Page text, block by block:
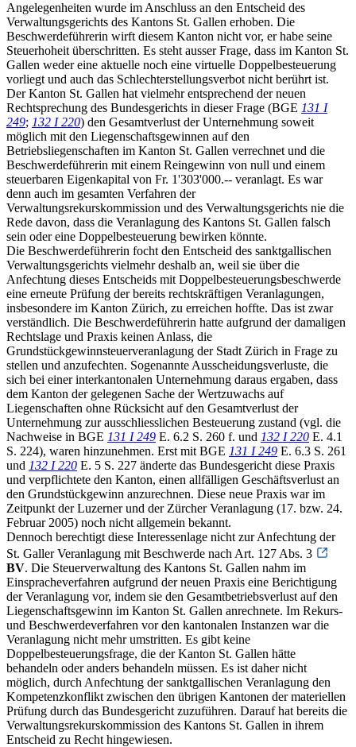
Angelegenheiten wurde im Anschluss an den Entscheid des
Verwaltungsgerichts des Kantons St. Gallen erhoben. Die
Beschwerdeführerin wirft diesem Kanton nicht vor, er habe seine
Steuerhoheit überschritten. Es steht ausser Frage, dass im Kanton St.
Gallen weder eine aktuelle noch eine virtuelle Doppelbesteuerung
vorliegt und auch das Schlechterstellungsverbot nicht berührt ist.
Der Kanton St. Gallen hat vielmehr entsprechend der neuen
Rechtsprechung des Bundesgerichts in dieser Frage (BGE 131 I
249; 132 I 220) den Gesamtverlust der Unternehmung soweit
möglich mit den Liegenschaftsgewinnen auf den
Betriebsliegenschaften im Kanton St. Gallen verrechnet und die
Beschwerdeführerin mit einem Reingewinn von null und einem
steuerbaren Eigenkapital von Fr. 1'303'000.-- veranlagt. Es war
denn auch im gesamten Verfahren der
Verwaltungsrekurskommission und des Verwaltungsgerichts nie die
Rede davon, dass die Veranlagung des Kantons St. Gallen falsch
sein oder eine Doppelbesteuerung bewirken könnte.
Die Beschwerdeführerin focht den Entscheid des sanktgallischen
Verwaltungsgerichts vielmehr deshalb an, weil sie über die
Anfechtung dieses Entscheids mit Doppelbesteuerungsbeschwerde
eine erneute Prüfung der bereits rechtskräftigen Veranlagungen,
insbesondere im Kanton Zürich, zu erreichen hoffte. Das ist zwar
verständlich. Die Beschwerdeführerin hatte aufgrund der damaligen
Rechtslage und Praxis keinen Anlass, die
Grundstückgewinnsteuerveranlagung der Stadt Zürich in Frage zu
stellen und anzufechten. Sogenannte Ausscheidungsverluste, die
sich bei einer interkantonalen Unternehmung daraus ergaben, dass
dem Kanton der gelegenen Sache der Wertzuwachs auf
Liegenschaften ohne Rücksicht auf den Gesamtverlust der
Unternehmung zur ausschliesslichen Besteuerung zustand (vgl. die
Nachweise in BGE 131 I 249 E. 6.2 S. 260 f. und 132 I 220 E. 4.1
S. 224), waren hinzunehmen. Erst mit BGE 131 I 249 E. 6.3 S. 261
und 132 I 220 E. 5 S. 227 änderte das Bundesgericht diese Praxis
und verpflichtete den Kanton, einen allfälligen Geschäftsverlust an
den Grundstückgewinn anzurechnen. Diese neue Praxis war im
Zeitpunkt der Luzerner und der Zürcher Veranlagung (17. bzw. 24.
Februar 2005) noch nicht allgemein bekannt.
Dennoch berechtigt diese Interessenlage nicht zur Anfechtung der
St. Galler Veranlagung mit Beschwerde nach Art. 127 Abs. 3
BV. Die Steuerverwaltung des Kantons St. Gallen nahm im
Einspracheverfahren aufgrund der neuen Praxis eine Berichtigung
der Veranlagung vor, indem sie den Gesamtbetriebsverlust auf den
Liegenschaftsgewinn im Kanton St. Gallen anrechnete. Im Rekurs-
und Beschwerdeverfahren vor den kantonalen Instanzen war die
Veranlagung nicht mehr umstritten. Es gibt keine
Doppelbesteuerungsfrage, die der Kanton St. Gallen hätte
behandeln oder anders behandeln müssen. Es ist daher nicht
möglich, durch Anfechtung der sanktgallischen Veranlagung den
Kompetenzkonflikt zwischen den übrigen Kantonen der materiellen
Prüfung durch das Bundesgericht zuzuführen. Darauf hat bereits die
Verwaltungsrekurskommission des Kantons St. Gallen in ihrem
Entscheid zu Recht hingewiesen.